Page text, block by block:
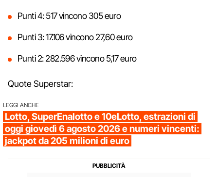
Punti 4: 517 vincono 305 euro
Punti 3: 17.106 vincono 27,60 euro
Punti 2: 282.596 vincono 5,17 euro
Quote Superstar:
LEGGI ANCHE
Lotto, SuperEnalotto e 10eLotto, estrazioni di
oggi giovedì 6 agosto 2026 e numeri vincenti:
jackpot da 205 milioni di euro